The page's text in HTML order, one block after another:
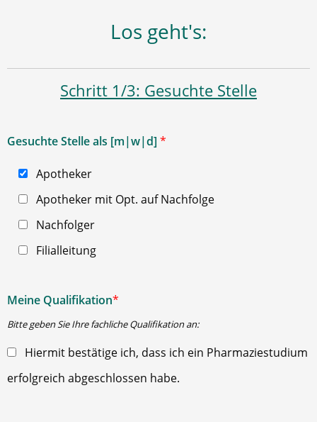
Los geht's:
Schritt 1/3: Gesuchte Stelle
Gesuchte Stelle als [m|w|d] *
Apotheker
Apotheker mit Opt. auf Nachfolge
Nachfolger
Filialleitung
Meine Qualifikation*
Bitte geben Sie Ihre fachliche Qualifikation an:
Hiermit bestätige ich, dass ich ein Pharmaziestudium
erfolgreich abgeschlossen habe.